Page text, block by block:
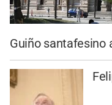
Guiño santafesino